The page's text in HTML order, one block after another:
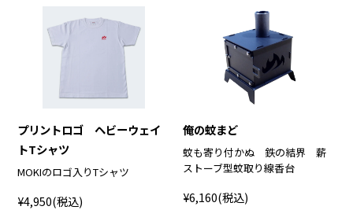
プリントロゴ ヘビーウェイ
トTシャツ
MOKIのロゴ入りTシャツ
¥4,950(税込)
俺の蚊まど
蚊も寄り付かぬ 鉄の結界 薪
ストーブ型蚊取り線香台
¥6,160(税込)